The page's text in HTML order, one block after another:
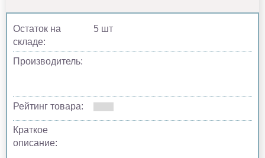
Остаток на
складе:
5 шт
Производитель:
Рейтинг товара:
Краткое
описание: